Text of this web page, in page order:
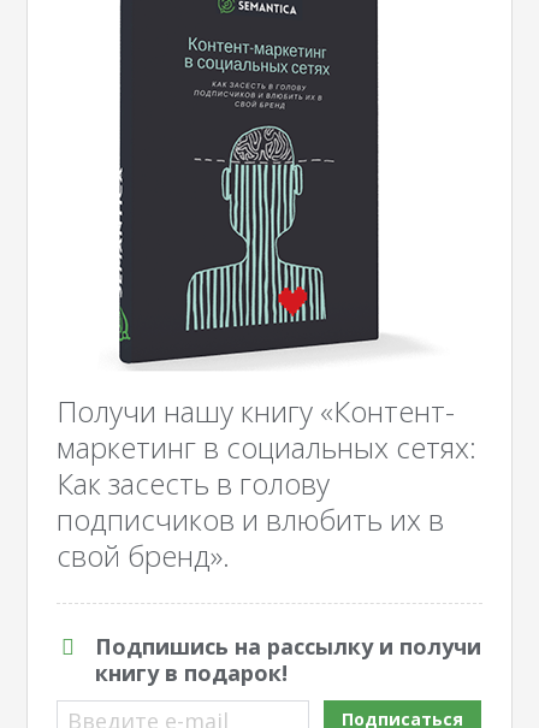
Получи нашу книгу «Контент-
маркетинг в социальных сетях:
Как засесть в голову
подписчиков и влюбить их в
свой бренд».
Подпишись на рассылку и получи
книгу в подарок!
Введите e-mail
Подписаться